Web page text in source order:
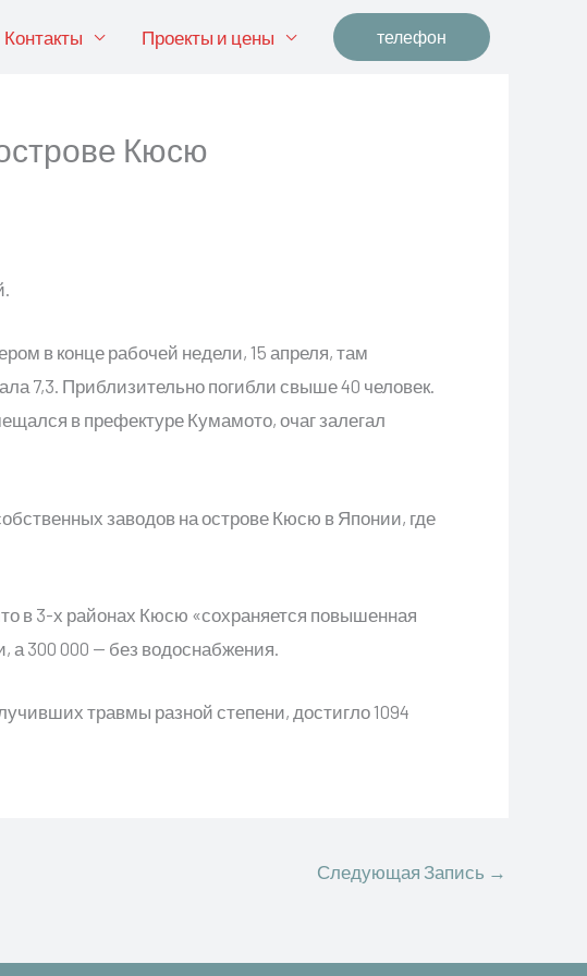
Контакты Проекты и цены телефон
Кюсю
в конце рабочей недели, 15 апреля, там
7,3. Приблизительно погибли свыше 40 человек.
в префектуре Кумамото, очаг залегал
заводов на острове Кюсю в Японии, где
в 3-х районах Кюсю «сохраняется повышенная
а 300 000 — без водоснабжения.
травмы разной степени, достигло 1094
Следующая Запись →